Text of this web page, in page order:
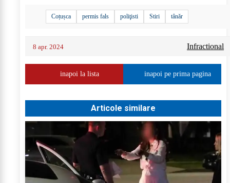
Coțușca permis fals poliţisti Stiri tânăr
8 apr. 2024 Infractional
inapoi la lista inapoi pe prima pagina
Articole similare